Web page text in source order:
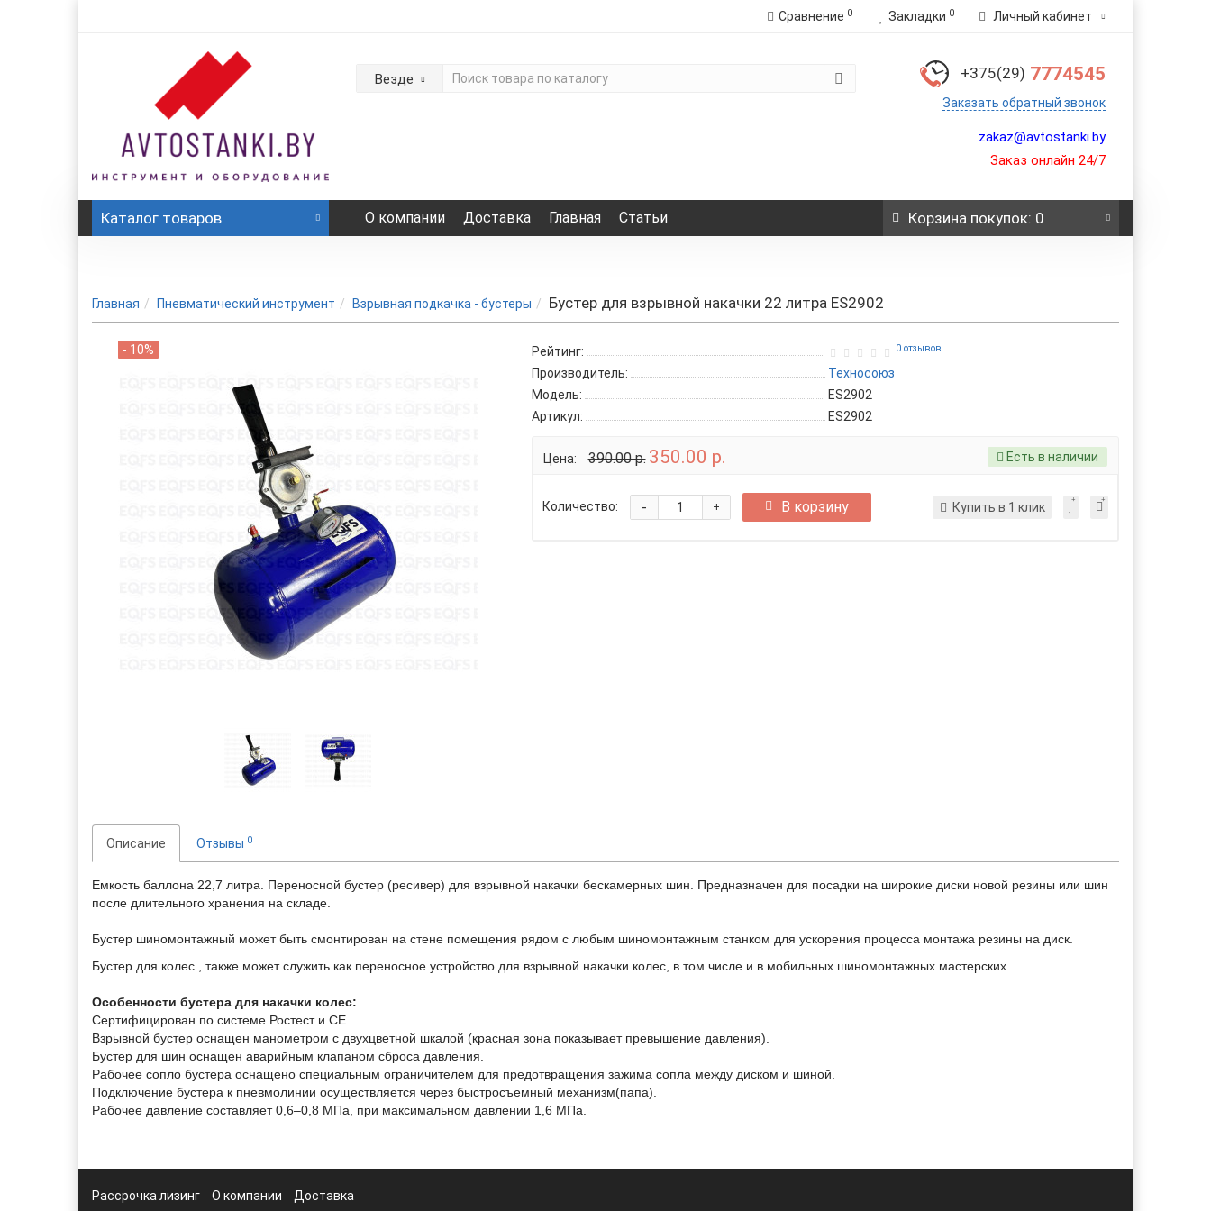
Сравнение 0 Закладки 0 Личный кабинет
Везде +375(29) 7774545
Заказать обратный звонок
zakaz@avtostanki.by
Заказ онлайн 24/7
Каталог товаров О компании Доставка Главная Статьи Корзинапокупок: 0
Главная Пневматический инструмент Взрывная подкачка - бустеры Бустер для взрывной накачки 22 литра ES2902
- 10% Рейтинг: 0 отзывов
Производитель:
Техносоюз
Модель:
ES2902
Артикул:
ES2902
Цена: 390.00 р. 350.00 р. Есть в наличии
Количество: +
- В корзину Купить в 1 клик
Описание Отзывы 0
Емкость баллона 22,7 литра. Переносной бустер (ресивер) для взрывной накачки бескамерных шин. Предназначен для посадки на широкие диски новой резины или шин
после длительного хранения на складе.
Бустер шиномонтажный может быть смонтирован на стене помещения рядом с любым шиномонтажным станком для ускорения процесса монтажа резины на диск.
Бустер для колес , также может служить как переносное устройство для взрывной накачки колес, в том числе и в мобильных шиномонтажных мастерских.
Особенности бустера для накачки колес:
Сертифицирован по системе Ростест и СЕ.
Взрывной бустер оснащен манометром с двухцветной шкалой (красная зона показывает превышение давления).
Бустер для шин оснащен аварийным клапаном сброса давления.
Рабочее сопло бустера оснащено специальным ограничителем для предотвращения зажима сопла между диском и шиной.
Подключение бустера к пневмолинии осуществляется через быстросъемный механизм(папа).
Рабочее давление составляет 0,6–0,8 МПа, при максимальном давлении 1,6 МПа.
Рассрочка лизинг О компании Доставка